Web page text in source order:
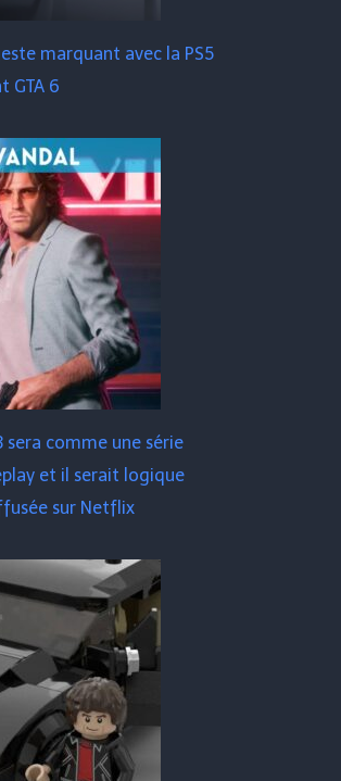
marquant avec la PS5
GTA 6
sera comme une série
et il serait logique
sur Netflix